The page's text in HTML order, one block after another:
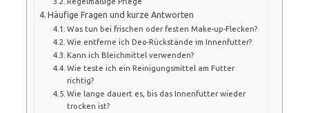
Häufige Fragen und kurze Antworten
Was tun bei frischen oder festen Make-up-Flecken?
Wie entferne ich Deo-Rückstände im Innenfutter?
Kann ich Bleichmittel verwenden?
Wie teste ich ein Reinigungsmittel am Futter
richtig?
Wie lange dauert es, bis das Innenfutter wieder
trocken ist?